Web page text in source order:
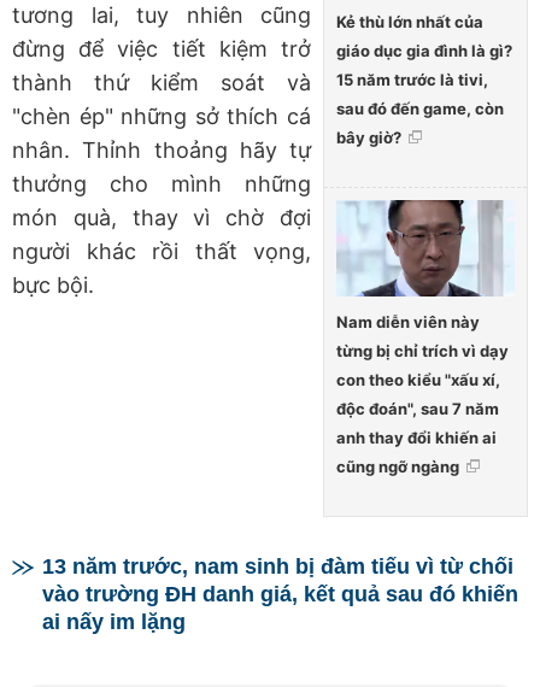
Kẻ thù lớn nhất của
giáo dục gia đình là gì?
15 năm trước là tivi,
sau đó đến game, còn
bây giờ?
Nam diễn viên này
từng bị chỉ trích vì dạy
con theo kiểu "xấu xí,
độc đoán", sau 7 năm
anh thay đổi khiến ai
cũng ngỡ ngàng
tương lai, tuy nhiên cũng
đừng để việc tiết kiệm trở
thành thứ kiểm soát và
"chèn ép" những sở thích cá
nhân. Thỉnh thoảng hãy tự
thưởng cho mình những
món quà, thay vì chờ đợi
người khác rồi thất vọng,
bực bội.
13 năm trước, nam sinh bị đàm tiếu vì từ chối
vào trường ĐH danh giá, kết quả sau đó khiến
ai nấy im lặng